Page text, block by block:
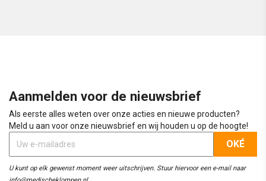
Aanmelden voor de nieuwsbrief
Als eerste alles weten over onze acties en nieuwe producten?
Meld u aan voor onze nieuwsbrief en wij houden u op de hoogte!
U kunt op elk gewenst moment weer uitschrijven. Stuur hiervoor een e-mail naar